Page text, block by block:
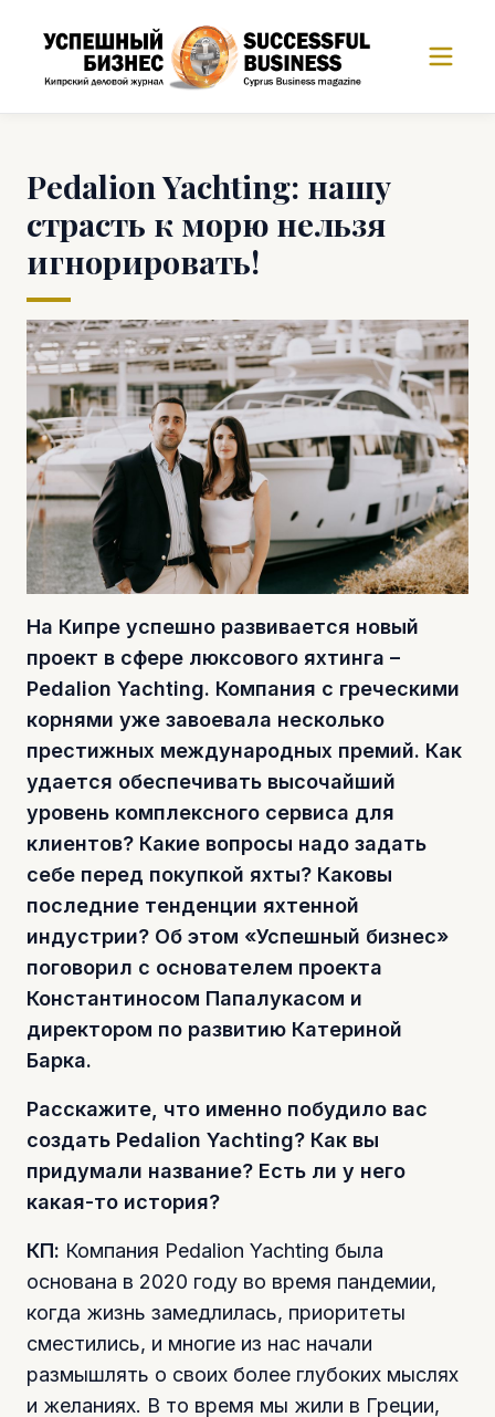
Pedalion Yachting: нашу
страсть к морю нельзя
игнорировать!
На Кипре успешно развивается новый
проект в сфере люксового яхтинга –
Pedalion Yachting. Компания с греческими
корнями уже завоевала несколько
престижных международных премий. Как
удается обеспечивать высочайший
уровень комплексного сервиса для
клиентов? Какие вопросы надо задать
себе перед покупкой яхты? Каковы
последние тенденции яхтенной
индустрии? Об этом «Успешный бизнес»
поговорил с основателем проекта
Константиносом Папалукасом и
директором по развитию Катериной
Барка.
Расскажите, что именно побудило вас
создать Pedalion Yachting? Как вы
придумали название? Есть ли у него
какая-то история?
КП: Компания Pedalion Yachting была
основана в 2020 году во время пандемии,
когда жизнь замедлилась, приоритеты
сместились, и многие из нас начали
размышлять о своих более глубоких мыслях
и желаниях. В то время мы жили в Греции,